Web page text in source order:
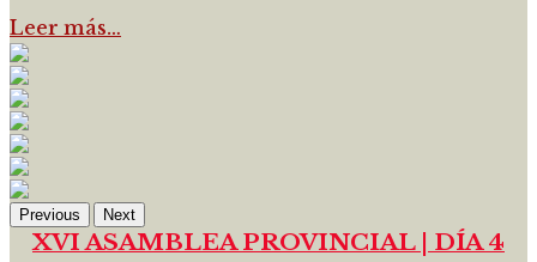
Leer más…
Previous Next
XVI ASAMBLEA PROVINCIAL | DÍA 4